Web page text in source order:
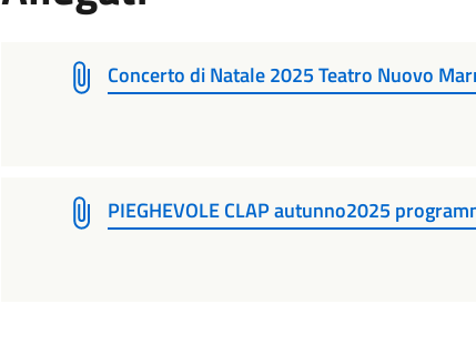
Concerto di Natale 2025 Teatro Nuovo
PIEGHEVOLE CLAP autunno2025